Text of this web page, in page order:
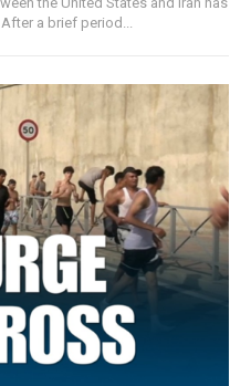
a brief period...